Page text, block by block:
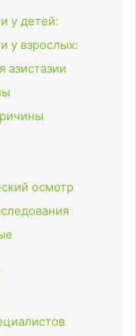
у детей:
у взрослых:
азистазии
осмотр